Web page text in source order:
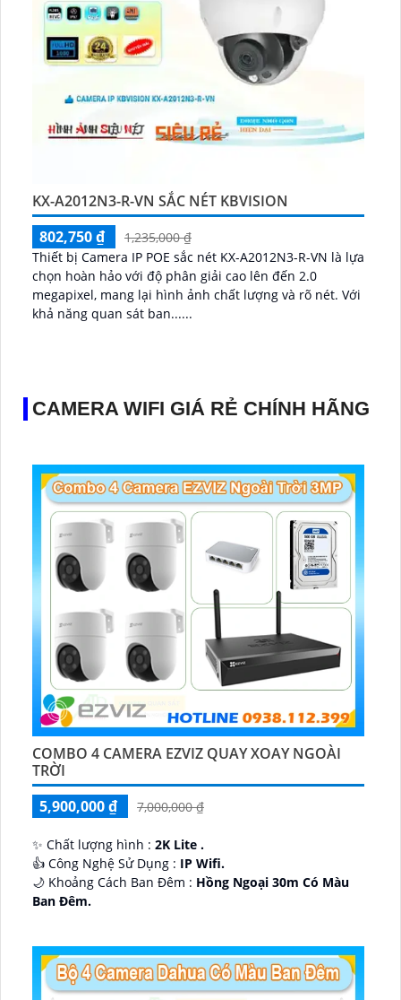
KX-A2012N3-R-VN SẮC NÉT KBVISION
802,750 ₫
1,235,000 ₫
Thiết bị Camera IP POE sắc nét KX-A2012N3-R-VN là lựa
chọn hoàn hảo với độ phân giải cao lên đến 2.0
megapixel, mang lại hình ảnh chất lượng và rõ nét. Với
khả năng quan sát ban......
CAMERA WIFI GIÁ RẺ CHÍNH HÃNG
COMBO 4 CAMERA EZVIZ QUAY XOAY NGOÀI
TRỜI
5,900,000 ₫
7,000,000 ₫
✨ Chất lượng hình : 2K Lite .
👍 Công Nghệ Sử Dụng : IP Wifi.
🌙 Khoảng Cách Ban Đêm : Hồng Ngoại 30m Có Màu
Ban Ðêm.